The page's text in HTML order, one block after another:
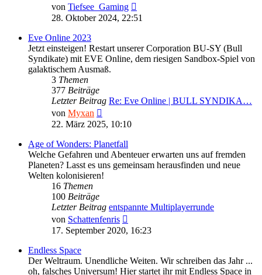
von Tiefsee_Gaming
Beitrag
28. Oktober 2024, 22:51
Eve Online 2023
Jetzt einsteigen! Restart unserer Corporation BU-SY (Bull
Syndikate) mit EVE Online, dem riesigen Sandbox-Spiel von
galaktischem Ausmaß.
3 Themen
377 Beiträge
Letzter Beitrag Re: Eve Online | BULL SYNDIKA…
von Myxan
Beitrag
22. März 2025, 10:10
Age of Wonders: Planetfall
Welche Gefahren und Abenteuer erwarten uns auf fremden
Planeten? Lasst es uns gemeinsam herausfinden und neue
Welten kolonisieren!
16 Themen
100 Beiträge
Letzter Beitrag entspannte Multiplayerrunde
von Schattenfenris
Beitrag
17. September 2020, 16:23
Endless Space
Der Weltraum. Unendliche Weiten. Wir schreiben das Jahr ...
oh, falsches Universum! Hier startet ihr mit Endless Space in